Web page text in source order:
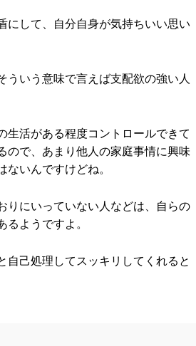
にして、自分自身が気持ちいい思い
ういう意味で言えば支配欲の強い人
生活がある程度コントロールできて
ので、あまり他人の家庭事情に興味
いんですけどね。
りにいっていない人などは、自らの
ようですよ。
自己処理してスッキリしてくれると